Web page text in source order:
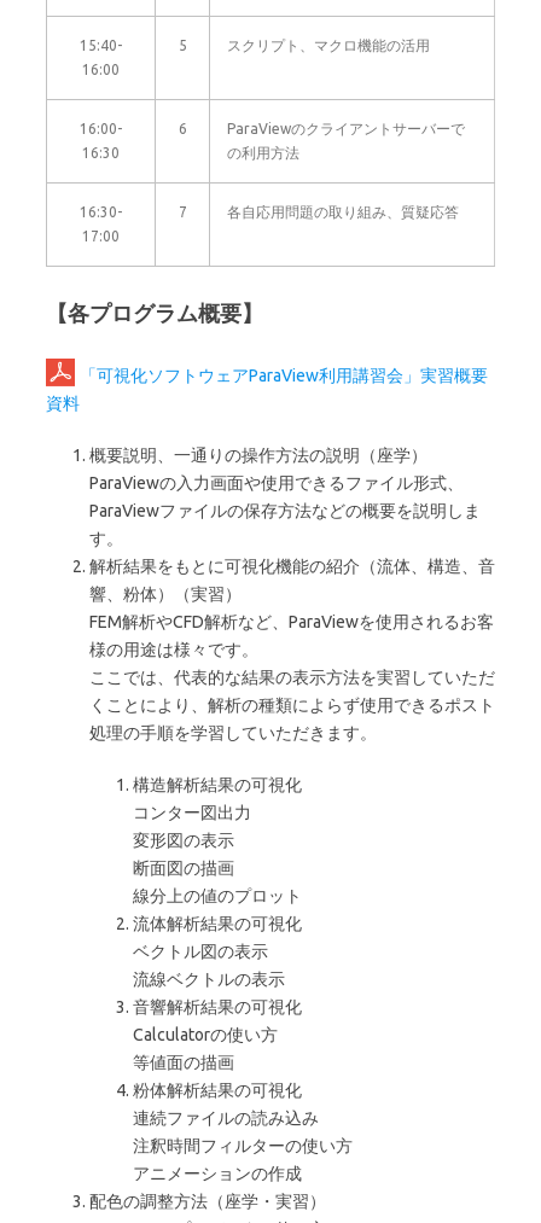
15:40-
16:00
5 スクリプト、マクロ機能の活用
16:00-
16:30
6
ParaViewのクライアントサーバーで
の利用方法
16:30-
17:00
7 各自応用問題の取り組み、質疑応答
【各プログラム概要】
「可視化ソフトウェアParaView利用講習会」実習概要
資料
概要説明、一通りの操作方法の説明（座学）
ParaViewの入力画面や使用できるファイル形式、
ParaViewファイルの保存方法などの概要を説明しま
す。
解析結果をもとに可視化機能の紹介（流体、構造、音
響、粉体）（実習）
FEM解析やCFD解析など、ParaViewを使用されるお客
様の用途は様々です。
ここでは、代表的な結果の表示方法を実習していただ
くことにより、解析の種類によらず使用できるポスト
処理の手順を学習していただきます。
構造解析結果の可視化
コンター図出力
変形図の表示
断面図の描画
線分上の値のプロット
流体解析結果の可視化
ベクトル図の表示
流線ベクトルの表示
音響解析結果の可視化
Calculatorの使い方
等値面の描画
粉体解析結果の可視化
連続ファイルの読み込み
注釈時間フィルターの使い方
アニメーションの作成
配色の調整方法（座学・実習）